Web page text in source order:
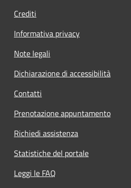
Crediti
Informativa privacy
Note legali
Dichiarazione di accessibilità
Contatti
Prenotazione appuntamento
Richiedi assistenza
Statistiche del portale
Leggi le FAQ